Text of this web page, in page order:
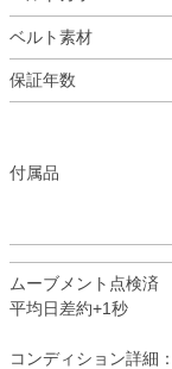
ベルト素材
保証年数
付属品
ムーブメント点検済
平均日差約+1秒
コンディション詳細